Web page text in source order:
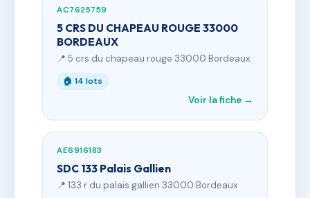
AC7625759
5 CRS DU CHAPEAU ROUGE 33000
BORDEAUX
📍 5 crs du chapeau rouge 33000 Bordeaux
🏠 14 lots
Voir la fiche →
AE6916183
SDC 133 Palais Gallien
📍 133 r du palais gallien 33000 Bordeaux